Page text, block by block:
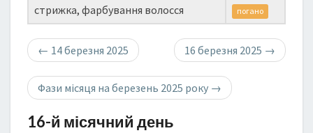
стрижка, фарбування волосся погано
← 14 березня 2025 16 березня 2025 →
Фази місяця на березень 2025 року →
16-й місячний день